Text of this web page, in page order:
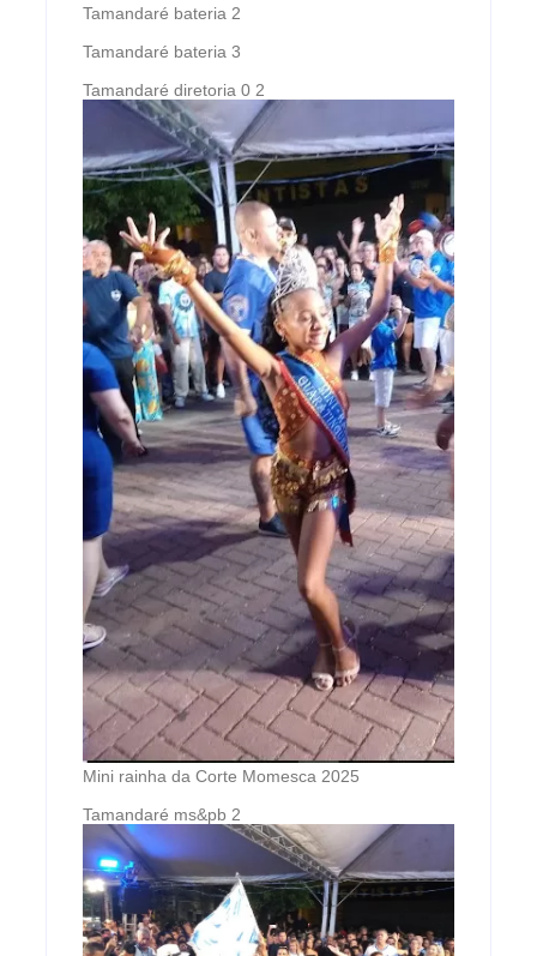
Tamandaré bateria 2
Tamandaré bateria 3
Tamandaré diretoria 0 2
Mini rainha da Corte Momesca 2025
Tamandaré ms&pb 2